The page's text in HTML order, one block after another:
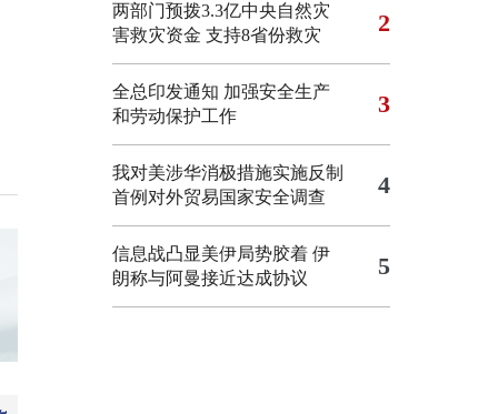
两部门预拨3.3亿中央自然灾
害救灾资金 支持8省份救灾
2
全总印发通知 加强安全生产
和劳动保护工作
3
我对美涉华消极措施实施反制
首例对外贸易国家安全调查
4
信息战凸显美伊局势胶着 伊
朗称与阿曼接近达成协议
5